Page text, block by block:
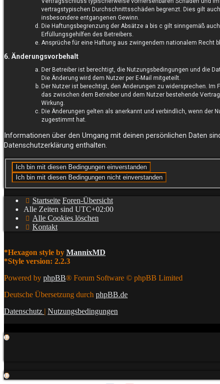
vertragstypischen Durchschnittsschäden begrenzt. Dies gilt
insbesondere entgangenen Gewinn.
Die Haftungsbegrenzung der Absätze a bis c gilt sinngemäß
Erfüllungsgehilfen des Betreibers.
Ansprüche für eine Haftung aus zwingendem nationalem Recht
6. Änderungsvorbehalt
Der Betreiber ist berechtigt, die Nutzungsbedingungen und die
Die Änderung wird dem Nutzer per E-Mail mitgeteilt.
Der Nutzer ist berechtigt, den Änderungen zu widersprechen. Im
das zwischen dem Betreiber und dem Nutzer bestehende
Wirkung.
Die Änderungen gelten als anerkannt und verbindlich, wenn der
zugestimmt hat.
Informationen über den Umgang mit deinen persönlichen Daten
Datenschutzerklärung enthalten.
Startseite Foren-Übersicht
Alle Zeiten sind UTC+02:00
Alle Cookies löschen
Kontakt
*Hexagon style by MannixMD
*Style version: 2.2.3
Powered by phpBB® Forum Software © phpBB Limited
Deutsche Übersetzung durch phpBB.de
Datenschutz | Nutzungsbedingungen